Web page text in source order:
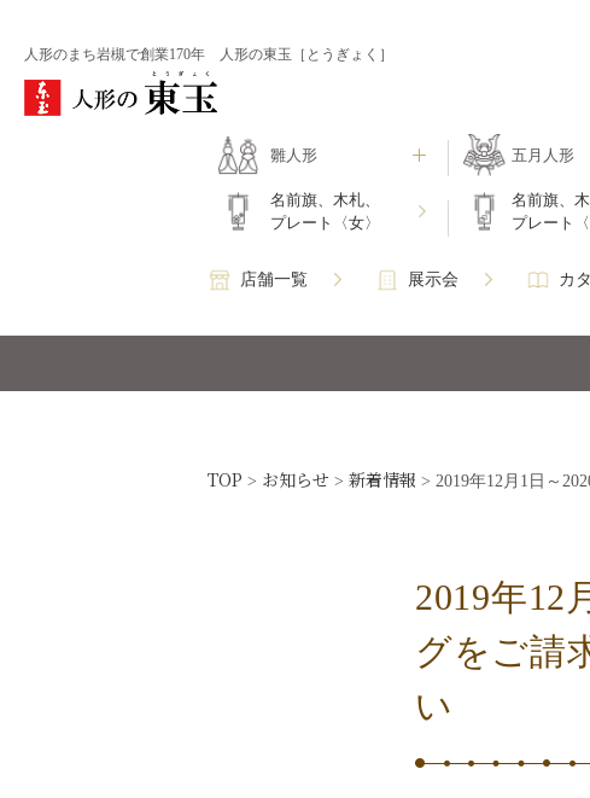
人形のまち岩槻で創業170年 人形の東玉［とうぎょく］
雛人形 五月人形
名前旗、木札、
プレート〈女〉
名前旗、木
プレート〈
店舗一覧 展示会 カ
TOP > お知らせ > 新着情報 > 2019年12月1日～
2019年12
グをご請
い